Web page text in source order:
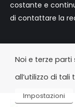
costante e
di contattare la
Noi e terze
all’utilizzo di
Impostazioni